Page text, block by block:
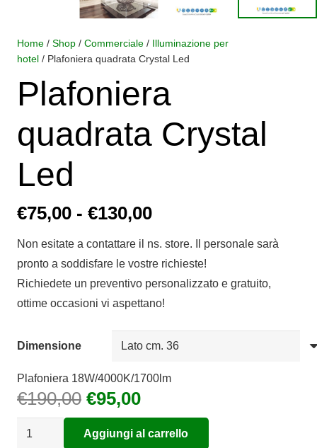
Home / Shop / Commerciale / Illuminazione per
hotel / Plafoniera quadrata Crystal Led
Plafoniera
quadrata Crystal
Led
€75,00 - €130,00Fascia
prezzo:
da
€75,00
a
€130,00
Non esitate a contattare il ns. store. Il personale sarà
pronto a soddisfare le vostre richieste!
Richiedete un preventivo personalizzato e gratuito,
ottime occasioni vi aspettano!
Dimensione
Plafoniera 18W/4000K/1700lm
€190,00 Il
prezzo
originale
€95,00Il
prezzo
attuale
Plafoniera
Aggiungi al carrello